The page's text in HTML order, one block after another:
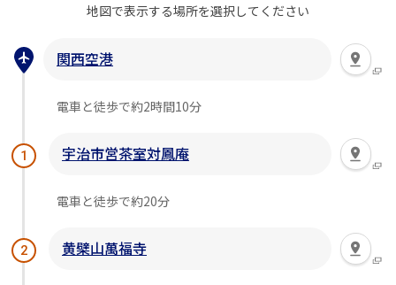
地図で表示する場所を選択してください
関西空港
電車と徒歩で約2時間10分
1 宇治市営茶室対鳳庵
電車と徒歩で約20分
2 黄檗山萬福寺